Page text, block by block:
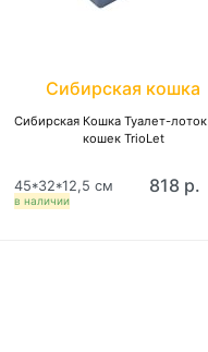
Сибирская кошка
Сибирская Кошка Туалет-
кошек TrioLet
в наличии
45*32*12,5 см 818 р.